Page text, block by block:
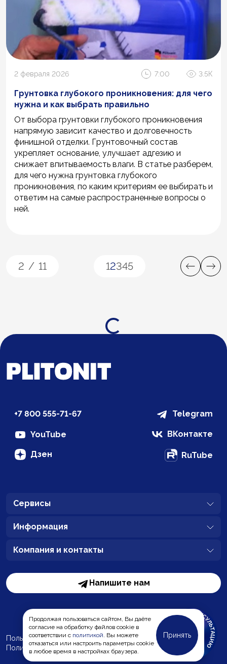
2 февраля 2026 7:00 3.5К
Грунтовка глубокого проникновения: для чего
нужна и как выбрать правильно
От выбора грунтовки глубокого проникновения
напрямую зависит качество и долговечность
финишной отделки. Грунтовочный состав
укрепляет основание, улучшает адгезию и
снижает впитываемость влаги. В статье разберем,
для чего нужна грунтовка глубокого
проникновения, по каким критериям ее выбирать и
ответим на самые распространенные вопросы о
ней.
2 / 11 12345
Загрузка...
Продолжая пользоваться сайтом, Вы даёте
согласие на обработку файлов cookie в
соответствии с политикой. Вы можете
отказаться или настроить параметры cookie
в любое время в настройках браузера.
Принять
+7 800 555-71-67 Telegram
YouTube ВКонтакте
Дзен RuTube
Сервисы
Информация
Компания и контакты
Напишите нам
Пользовательское соглашение
Политика обработки персональных данных MC-Bauchemie